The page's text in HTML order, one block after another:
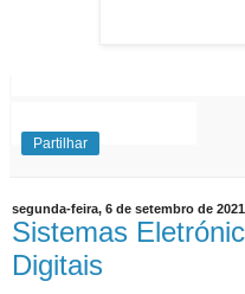
EnsinoSuperior
Partilhar
segunda-feira, 6 de setembro de 2021
Sistemas
Digitais